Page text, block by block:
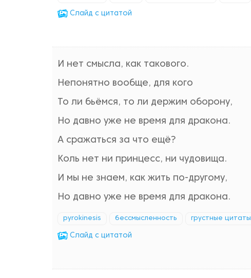
Cлайд с цитатой
И нет смысла, как такового.
Непонятно вообще, для кого
То ли бьёмся, то ли держим оборону,
Но давно уже не время для дракона.
А сражаться за что ещё?
Коль нет ни принцесс, ни чудовища.
И мы не знаем, как жить по-другому,
Но давно уже не время для дракона.
pyrokinesis бессмысленность грустные цитаты
Cлайд с цитатой